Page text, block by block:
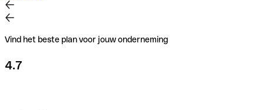
Vind het beste plan voor jouw onderneming
4.7